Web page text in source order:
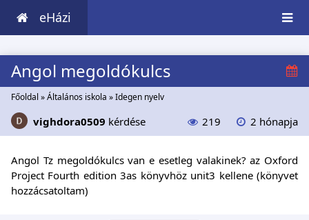
eHázi
Angol megoldókulcs
Főoldal »Általános iskola »Idegen nyelv
vighdora0509 kérdése 219 2 hónapja
Angol Tz megoldókulcs van e esetleg valakinek? az Oxford
Project Fourth edition 3as könyvhöz unit3 kellene (könyvet
hozzácsatoltam)